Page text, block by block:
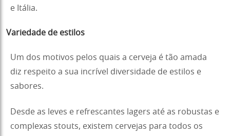
e Itália.
Variedade de estilos
Um dos motivos pelos quais a cerveja é tão amada
diz respeito a sua incrível diversidade de estilos e
sabores.
Desde as leves e refrescantes lagers até as robustas e
complexas stouts, existem cervejas para todos os